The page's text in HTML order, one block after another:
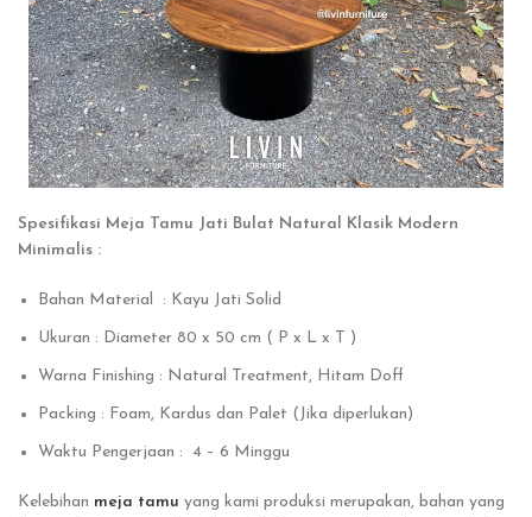
Spesifikasi Meja Tamu Jati Bulat Natural Klasik Modern
Minimalis :
Bahan Material : Kayu Jati Solid
Ukuran : Diameter 80 x 50 cm ( P x L x T )
Warna Finishing : Natural Treatment, Hitam Doff
Packing : Foam, Kardus dan Palet (Jika diperlukan)
Waktu Pengerjaan : 4 – 6 Minggu
Kelebihan meja tamu yang kami produksi merupakan, bahan yang